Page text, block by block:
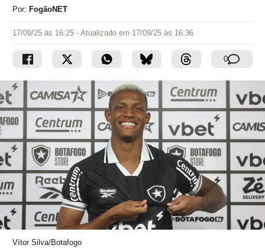
Por: FogãoNET
17/09/25 às 16:25 - Atualizado em 17/09/25 às 16:36
0
Vítor Silva/Botafogo